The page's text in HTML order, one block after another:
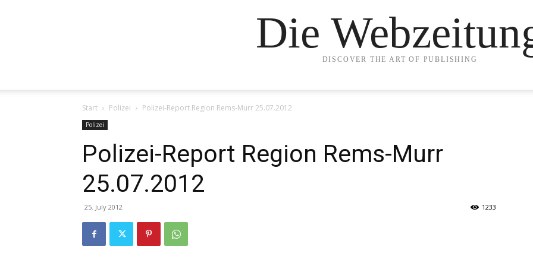
Die
DISCOVER THE ART OF PUBLISHING
Start Polizei Polizei-Report Region Rems-Murr 25.07.2012
Polizei
Polizei-Report Region Rems-Murr
25.07.2012
25. July 2012 1233